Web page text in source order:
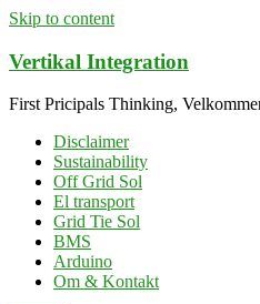
Skip to content
Vertikal Integration
First Pricipals Thinking,
Disclaimer
Sustainability
Off Grid Sol
El transport
Grid Tie Sol
BMS
Arduino
Om & Kontakt